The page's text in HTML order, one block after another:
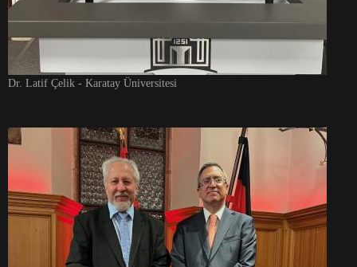
Dr. Latif Çelik - Karatay Üniversitesi